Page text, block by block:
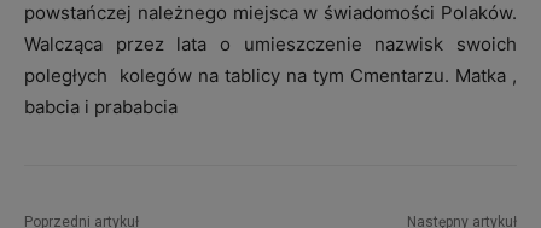
powstańczej należnego miejsca w świadomości Polaków.
Walcząca przez lata o umieszczenie nazwisk swoich
poległych kolegów na tablicy na tym Cmentarzu. Matka ,
babcia i prababcia
Poprzedni artykuł Następny artykuł